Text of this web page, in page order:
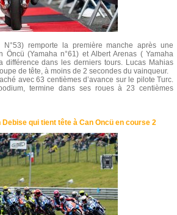
N°53) remporte la première manche après une
Öncü (Yamaha n°61) et Albert Arenas ( Yamaha
différence dans les derniers tours. Lucas Mahias
de tête, à moins de 2 secondes du vainqueur.
avec 63 centièmes d’avance sur le pilote Turc.
termine dans ses roues à 23 centièmes
qui tient tête à Can Oncü en course 2